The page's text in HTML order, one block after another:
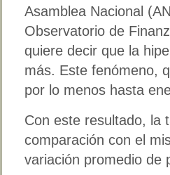
Asamblea Nacional
Observatorio de
quiere decir que la
más. Este fenómeno,
por lo menos hasta
Con este resultado, la
comparación con el
variación promedio de